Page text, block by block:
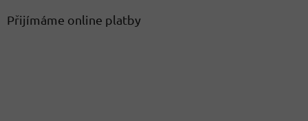
Přijímáme online platby